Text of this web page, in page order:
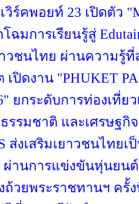
วิร์คพอยท์ 23 เปิดตัว
ฉมการเรียนรู้สู่
วชนไทย ผ่านความรู้ที่
เปิดงาน "PHUKET
ยกระดับการท่องเที่ย
รรมชาติ และเศรษฐกิ
ส่งเสริมเยาวชนไทย
ผ่านการแข่งขันหุ่นยน
ถ้วยพระราชทานฯ ครั้